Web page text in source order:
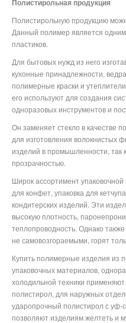
Полистирольная продукция
Полистирольную продукцию
Данный полимер является
пластиков.
Для бытовых нужд из него
кухонные принадлежности,
полимерные краски и
его используют для создания
одноразовых инструментов и
Он заменяет стекло в качестве
для изготовления волокнистых
изделий в промышленности, так
прозрачностью.
Широк ассортимент
для конфет, упаковка для
кондитерских изделий. Эти
высокую плотность,
теплопроводность. Однако
не самовозгораемыми, горят
Купить полимерные изделия из
упаковочных материалов,
холодильной техники
полистирол, для наружных
ударопрочный полистирол с уф-
позволяют изделиям желтеть и